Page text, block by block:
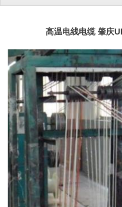
高温电线电缆 肇庆